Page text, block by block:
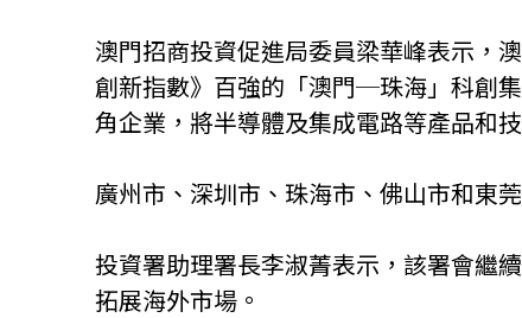
澳門招商投資促進局委員梁華峰表示，
創新指數》百強的「澳門─珠海」科創
角企業，將半導體及集成電路等產品和
廣州市、深圳市、珠海市、佛山市和東
投資署助理署長李淑菁表示，該署會繼
拓展海外市場。